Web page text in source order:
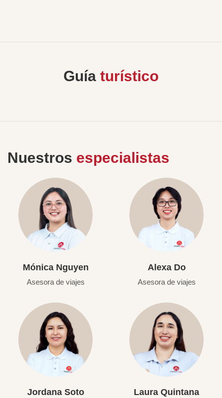
Guía turístico
Nuestros especialistas
Mónica Nguyen
Asesora de viajes
Alexa Do
Asesora de viajes
Jordana Soto Laura Quintana